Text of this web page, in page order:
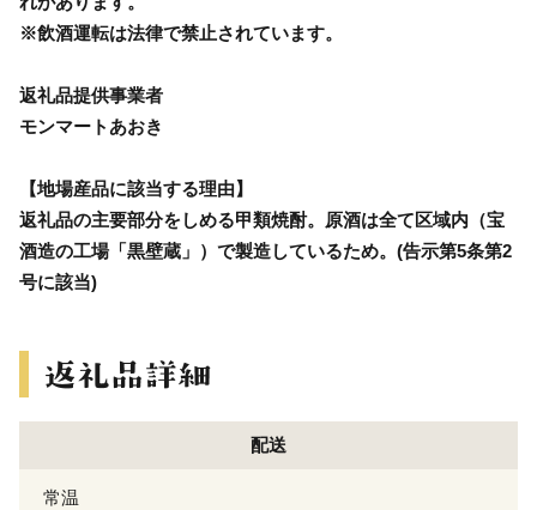
※飲酒運転は法律で禁止されています。
返礼品提供事業者
モンマートあおき
【地場産品に該当する理由】
返礼品の主要部分をしめる甲類焼酎。原酒は全て区域内（宝
酒造の工場「黒壁蔵」）で製造しているため。(告示第5条第2
号に該当)
配送
常温